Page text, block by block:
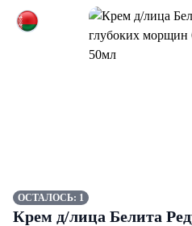
Оформляйте заказ НА
САМОВЫВОЗ и
СКИДКУ 7%
ОСТАЛОСЬ: 1
Крем д/лица Белита